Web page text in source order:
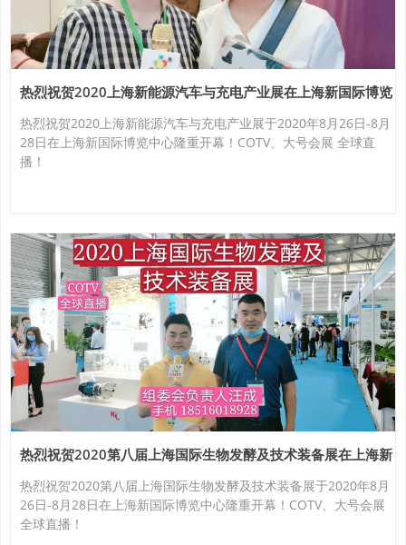
热烈祝贺2020上海新能源汽车与充电产业展在上海新国际博览
中心隆重开幕！
热烈祝贺2020上海新能源汽车与充电产业展于2020年8月26日-8月
28日在上海新国际博览中心隆重开幕！COTV、大号会展 全球直
播！
热烈祝贺2020第八届上海国际生物发酵及技术装备展在上海新
国际博览中心隆重开幕！
热烈祝贺2020第八届上海国际生物发酵及技术装备展于2020年8月
26日-8月28日在上海新国际博览中心隆重开幕！COTV、大号会展
全球直播！